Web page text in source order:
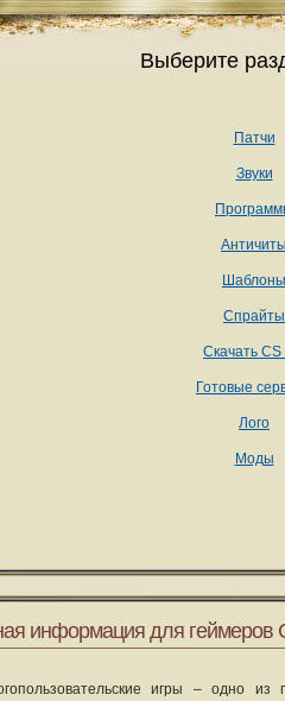
Выберите
Патчи
Звуки
Античиты
Шаблоны
Спрайты
Скачать CS
Готовые
Лого
Моды
информация для геймеров
игры – одно из